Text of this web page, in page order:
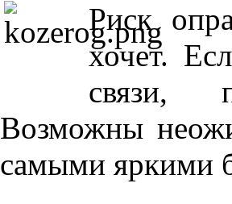
Риск
хочет.
связи,
Возможны
самыми яркими